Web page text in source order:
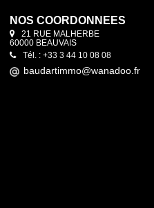
NOS COORDONNÉES
21 RUE MALHERBE
60000 BEAUVAIS
Tél. : +33 3 44 10 08 08